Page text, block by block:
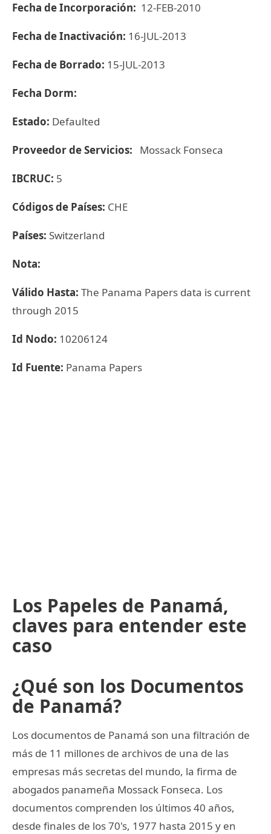
Fecha de Incorporación: 12-FEB-2010
Fecha de Inactivación: 16-JUL-2013
Fecha de Borrado: 15-JUL-2013
Fecha Dorm:
Estado: Defaulted
Proveedor de Servicios: Mossack Fonseca
IBCRUC: 5
Códigos de Países: CHE
Países: Switzerland
Nota:
Válido Hasta: The Panama Papers data is current
through 2015
Id Nodo: 10206124
Id Fuente: Panama Papers
Los Papeles de Panamá,
claves para entender este
caso
¿Qué son los Documentos
de Panamá?
Los documentos de Panamá son una filtración de
más de 11 millones de archivos de una de las
empresas más secretas del mundo, la firma de
abogados panameña Mossack Fonseca. Los
documentos comprenden los últimos 40 años,
desde finales de los 70's, 1977 hasta 2015 y en